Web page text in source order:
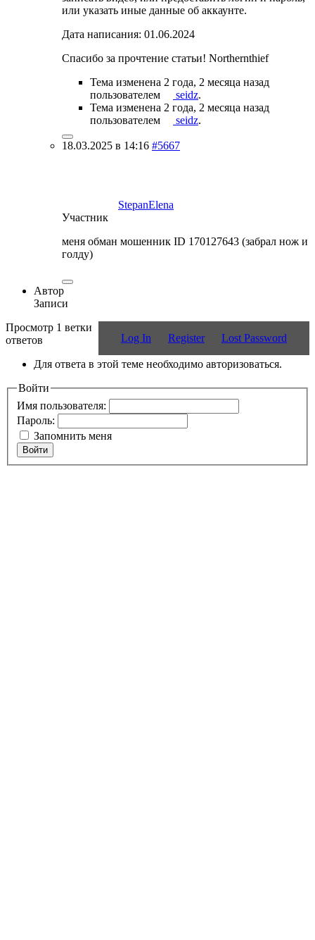
или указать иные данные об аккаунте.
Дата написания: 01.06.2024
Спасибо за прочтение статьи! Northernthief
Тема изменена 2 года, 2 месяца назад
пользователем
seidz.
Тема изменена 2 года, 2 месяца назад
пользователем
seidz.
18.03.2025 в 14:16 #5667
StepanElena
Участник
меня обман мошенник ID 170127643 (забрал нож и
голду)
Автор
Записи
Log In Register Lost Password
Просмотр 1 ветки
ответов
Для ответа в этой теме необходимо авторизоваться.
Войти
Имя пользователя:
Пароль:
Запомнить меня
Войти